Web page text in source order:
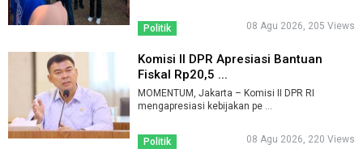
Politik 08 Agu 2026, 205 Views
Komisi II DPR Apresiasi Bantuan
Fiskal Rp20,5 ...
MOMENTUM, Jakarta – Komisi II DPR RI
mengapresiasi kebijakan pe ...
Politik 08 Agu 2026, 220 Views